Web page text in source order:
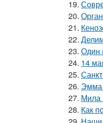
19.
20.
21.
22.
23. Один
24. 14
25.
26. Эмма
27. Мила
28. Как